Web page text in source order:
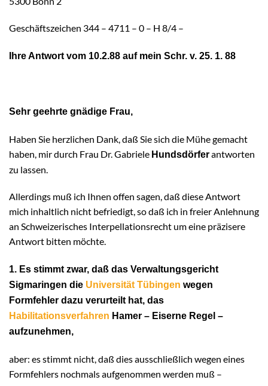
Geschäftszeichen 344 – 4711 – 0 – H 8/4 –
Ihre Antwort vom 10.2.88 auf mein Schr. v. 25. 1. 88
Sehr geehrte gnädige Frau,
Haben Sie herzlichen Dank, daß Sie sich die Mühe gemacht
haben, mir durch Frau Dr. Gabriele Hundsdörferantworten
zu lassen.
Allerdings muß ich Ihnen offen sagen, daß diese Antwort
mich inhaltlich nicht befriedigt, so daß ich in freier Anlehnung
an Schweizerisches Interpellationsrecht um eine präzisere
Antwort bitten möchte.
1. Es stimmt zwar, daß das Verwaltungsgericht
Sigmaringen die Universität Tübingen wegen
Formfehler dazu verurteilt hat, das
Habilitationsverfahren Hamer – Eiserne Regel –
aufzunehmen,
aber: es stimmt nicht, daß dies ausschließlich wegen eines
Formfehlers nochmals aufgenommen werden muß –